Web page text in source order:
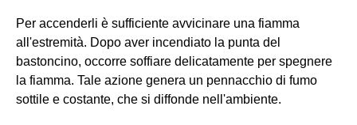
Per accenderli è sufficiente avvicinare una fiamma
all'estremità. Dopo aver incendiato la punta del
bastoncino, occorre soffiare delicatamente per spegnere
la fiamma. Tale azione genera un pennacchio di fumo
sottile e costante, che si diffonde nell'ambiente.